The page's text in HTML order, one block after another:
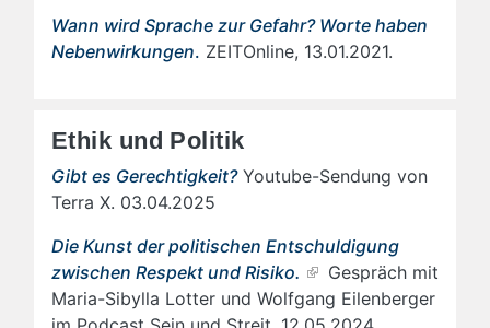
Wann wird Sprache zur Gefahr? Worte haben
Nebenwirkungen. ZEITOnline, 13.01.2021.
Ethik und Politik
Gibt es Gerechtigkeit?Youtube-Sendung von
Terra X. 03.04.2025
Die Kunst der politischen Entschuldigung
zwischen Respekt und Risiko.
Gespräch mit
Maria-Sibylla Lotter und Wolfgang Eilenberger